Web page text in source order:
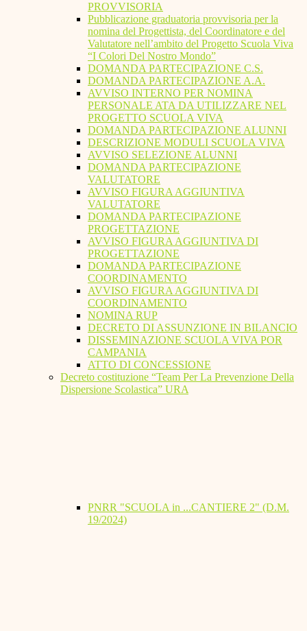
PROVVISORIA
Pubblicazione graduatoria provvisoria per la
nomina del Progettista, del Coordinatore e del
Valutatore nell’ambito del Progetto Scuola Viva
“I Colori Del Nostro Mondo”
DOMANDA PARTECIPAZIONE C.S.
DOMANDA PARTECIPAZIONE A.A.
AVVISO INTERNO PER NOMINA
PERSONALE ATA DA UTILIZZARE NEL
PROGETTO SCUOLA VIVA
DOMANDA PARTECIPAZIONE ALUNNI
DESCRIZIONE MODULI SCUOLA VIVA
AVVISO SELEZIONE ALUNNI
DOMANDA PARTECIPAZIONE
VALUTATORE
AVVISO FIGURA AGGIUNTIVA
VALUTATORE
DOMANDA PARTECIPAZIONE
PROGETTAZIONE
AVVISO FIGURA AGGIUNTIVA DI
PROGETTAZIONE
DOMANDA PARTECIPAZIONE
COORDINAMENTO
AVVISO FIGURA AGGIUNTIVA DI
COORDINAMENTO
NOMINA RUP
DECRETO DI ASSUNZIONE IN BILANCIO
DISSEMINAZIONE SCUOLA VIVA POR
CAMPANIA
ATTO DI CONCESSIONE
Decreto costituzione “Team Per La Prevenzione Della
Dispersione Scolastica” URA
PNRR "SCUOLA in ...CANTIERE 2" (D.M.
19/2024)